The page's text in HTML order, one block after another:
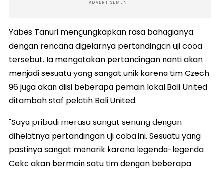
ADVERTISEMENT
Yabes Tanuri mengungkapkan rasa bahagianya
dengan rencana digelarnya pertandingan uji coba
tersebut. Ia mengatakan pertandingan nanti akan
menjadi sesuatu yang sangat unik karena tim Czech
96 juga akan diisi beberapa pemain lokal Bali United
ditambah staf pelatih Bali United.
"Saya pribadi merasa sangat senang dengan
dihelatnya pertandingan uji coba ini. Sesuatu yang
pastinya sangat menarik karena legenda-legenda
Ceko akan bermain satu tim dengan beberapa